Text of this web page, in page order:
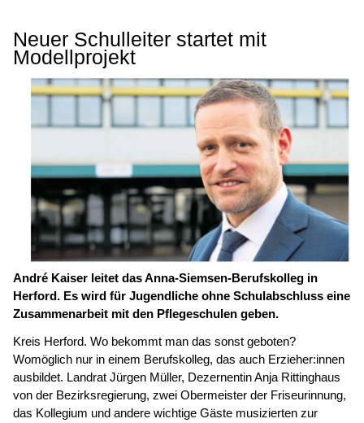
Neuer Schulleiter startet mit
Modellprojekt
André Kaiser leitet das Anna-Siemsen-Berufskolleg in
Herford. Es wird für Jugendliche ohne Schulabschluss eine
Zusammenarbeit mit den Pflegeschulen geben.
Kreis Herford. Wo bekommt man das sonst geboten?
Womöglich nur in einem Berufskolleg, das auch Erzieher:innen
ausbildet. Landrat Jürgen Müller, Dezernentin Anja Rittinghaus
von der Bezirksregierung, zwei Obermeister der Friseurinnung,
das Kollegium und andere wichtige Gäste musizierten zur